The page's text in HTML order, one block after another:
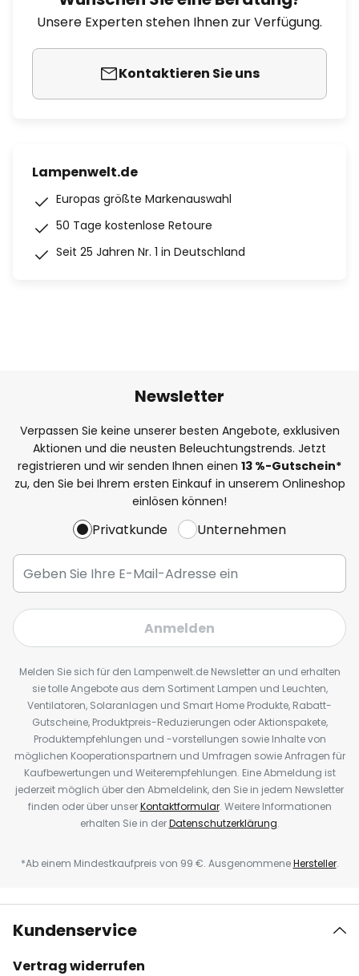
Unsere Experten stehen Ihnen zur Verfügung.
Kontaktieren Sie uns
Lampenwelt.de
Europas größte Markenauswahl
50 Tage kostenlose Retoure
Seit 25 Jahren Nr. 1 in Deutschland
Newsletter
Verpassen Sie keine unserer besten Angebote, exklusiven
Aktionen und die neusten Beleuchtungstrends. Jetzt
registrieren und wir senden Ihnen einen 13 %-Gutschein*
zu, den Sie bei Ihrem ersten Einkauf in unserem Onlineshop
einlösen können!
Privatkunde Unternehmen
Anmelden
Melden Sie sich für den Lampenwelt.de Newsletter an und erhalten
sie tolle Angebote aus dem Sortiment Lampen und Leuchten,
Ventilatoren, Solaranlagen und Smart Home Produkte, Rabatt-
Gutscheine, Produktpreis-Reduzierungen oder Aktionspakete,
Produktempfehlungen und -vorstellungen sowie Inhalte von
möglichen Kooperationspartnern und Umfragen sowie Anfragen für
Kaufbewertungen und Weiterempfehlungen. Eine Abmeldung ist
jederzeit möglich über den Abmeldelink, den Sie in jedem Newsletter
finden oder über unserKontaktformular. Weitere Informationen
erhalten Sie in derDatenschutzerklärung.
*Ab einem Mindestkaufpreis von 99 €. AusgenommeneHersteller.
Kundenservice
Vertrag widerrufen